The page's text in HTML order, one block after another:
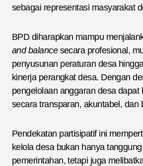
sebagai representasi masyarakat
BPD diharapkan mampu
and balancesecara profesional,
penyusunan peraturan desa
kinerja perangkat desa. Dengan
pengelolaan anggaran desa dapat
secara transparan, akuntabel, dan
Pendekatan partisipatif ini
kelola desa bukan hanya
pemerintahan, tetapi juga